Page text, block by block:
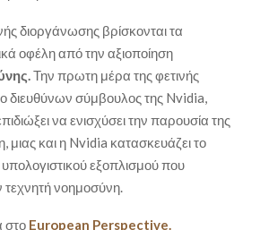
διοργάνωσης βρίσκονται τα
οφέλη από την αξιοποίηση
Την πρωτη μέρα της φετινής
διευθύνων σύμβουλος της Nvidia,
να ενισχύσει την παρουσία της
μιας και η Nvidia κατασκευάζει το
εξοπλισμού που
τεχνητή νοημοσύνη.
στο European Perspective.